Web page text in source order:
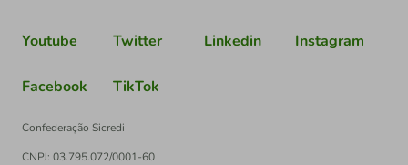
Youtube Twitter Linkedin Instagram
Facebook TikTok
Confederação Sicredi
CNPJ: 03.795.072/0001-60